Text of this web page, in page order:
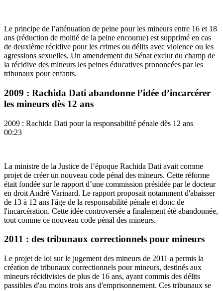
Le principe de l’atténuation de peine pour les mineurs entre 16 et 18
ans (réduction de moitié de la peine encourue) est supprimé en cas
de deuxième récidive pour les crimes ou délits avec violence ou les
agressions sexuelles. Un amendement du Sénat exclut du champ de
la récidive des mineurs les peines éducatives prononcées par les
tribunaux pour enfants.
2009 : Rachida Dati abandonne l’idée d’incarcérer
les mineurs dès 12 ans
2009 : Rachida Dati pour la responsabilité pénale dès 12 ans
00:23
La ministre de la Justice de l’époque Rachida Dati avait comme
projet de créer un nouveau code pénal des mineurs. Cette réforme
était fondée sur le rapport d’une commission présidée par le docteur
en droit André Varinard. Le rapport proposait notamment d'abaisser
de 13 à 12 ans l'âge de la responsabilité pénale et donc de
l'incarcération. Cette idée controversée a finalement été abandonnée,
tout comme ce nouveau code pénal des mineurs.
2011 : des tribunaux correctionnels pour mineurs
Le projet de loi sur le jugement des mineurs de 2011 a permis la
création de tribunaux correctionnels pour mineurs, destinés aux
mineurs récidivistes de plus de 16 ans, ayant commis des délits
passibles d'au moins trois ans d'emprisonnement. Ces tribunaux se